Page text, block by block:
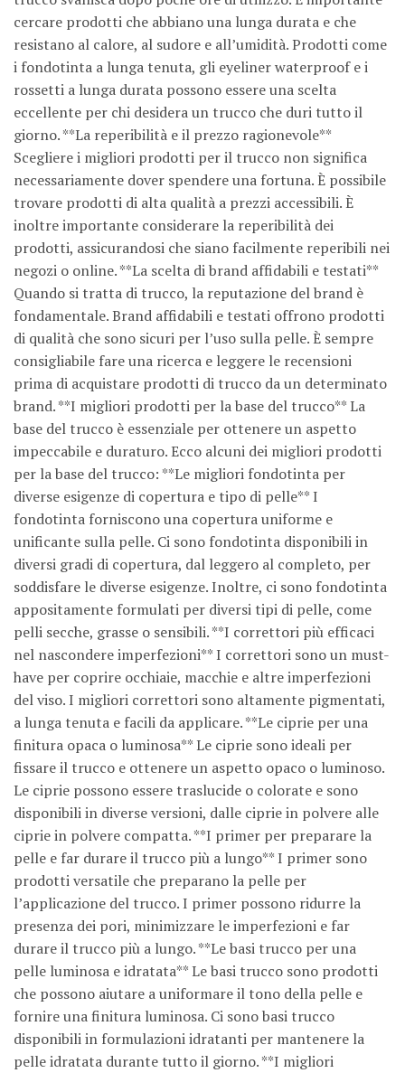
cercare prodotti che abbiano una lunga durata e che
resistano al calore, al sudore e all’umidità. Prodotti come
i fondotinta a lunga tenuta, gli eyeliner waterproof e i
rossetti a lunga durata possono essere una scelta
eccellente per chi desidera un trucco che duri tutto il
giorno. **La reperibilità e il prezzo ragionevole**
Scegliere i migliori prodotti per il trucco non significa
necessariamente dover spendere una fortuna. È possibile
trovare prodotti di alta qualità a prezzi accessibili. È
inoltre importante considerare la reperibilità dei
prodotti, assicurandosi che siano facilmente reperibili nei
negozi o online. **La scelta di brand affidabili e testati**
Quando si tratta di trucco, la reputazione del brand è
fondamentale. Brand affidabili e testati offrono prodotti
di qualità che sono sicuri per l’uso sulla pelle. È sempre
consigliabile fare una ricerca e leggere le recensioni
prima di acquistare prodotti di trucco da un determinato
brand. **I migliori prodotti per la base del trucco** La
base del trucco è essenziale per ottenere un aspetto
impeccabile e duraturo. Ecco alcuni dei migliori prodotti
per la base del trucco: **Le migliori fondotinta per
diverse esigenze di copertura e tipo di pelle** I
fondotinta forniscono una copertura uniforme e
unificante sulla pelle. Ci sono fondotinta disponibili in
diversi gradi di copertura, dal leggero al completo, per
soddisfare le diverse esigenze. Inoltre, ci sono fondotinta
appositamente formulati per diversi tipi di pelle, come
pelli secche, grasse o sensibili. **I correttori più efficaci
nel nascondere imperfezioni** I correttori sono un must-
have per coprire occhiaie, macchie e altre imperfezioni
del viso. I migliori correttori sono altamente pigmentati,
a lunga tenuta e facili da applicare. **Le ciprie per una
finitura opaca o luminosa** Le ciprie sono ideali per
fissare il trucco e ottenere un aspetto opaco o luminoso.
Le ciprie possono essere traslucide o colorate e sono
disponibili in diverse versioni, dalle ciprie in polvere alle
ciprie in polvere compatta. **I primer per preparare la
pelle e far durare il trucco più a lungo** I primer sono
prodotti versatile che preparano la pelle per
l’applicazione del trucco. I primer possono ridurre la
presenza dei pori, minimizzare le imperfezioni e far
durare il trucco più a lungo. **Le basi trucco per una
pelle luminosa e idratata** Le basi trucco sono prodotti
che possono aiutare a uniformare il tono della pelle e
fornire una finitura luminosa. Ci sono basi trucco
disponibili in formulazioni idratanti per mantenere la
pelle idratata durante tutto il giorno. **I migliori